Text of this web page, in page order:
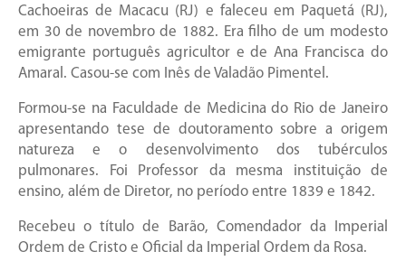
Cachoeiras de Macacu (RJ) e faleceu em Paquetá (RJ),
em 30 de novembro de 1882. Era filho de um modesto
emigrante português agricultor e de Ana Francisca do
Amaral. Casou-se com Inês de Valadão Pimentel.
Formou-se na Faculdade de Medicina do Rio de Janeiro
apresentando tese de doutoramento sobre a origem
natureza e o desenvolvimento dos tubérculos
pulmonares. Foi Professor da mesma instituição de
ensino, além de Diretor, no período entre 1839 e 1842.
Recebeu o título de Barão, Comendador da Imperial
Ordem de Cristo e Oficial da Imperial Ordem da Rosa.